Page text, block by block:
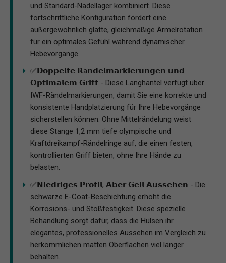
und Standard-Nadellager kombiniert. Diese
fortschrittliche Konfiguration fördert eine
außergewöhnlich glatte, gleichmäßige Ärmelrotation
für ein optimales Gefühl während dynamischer
Hebevorgänge.
✅𝗗𝗼𝗽𝗽𝗲𝗹𝘁𝗲 𝗥ä𝗻𝗱𝗲𝗹𝗺𝗮𝗿𝗸𝗶𝗲𝗿𝘂𝗻𝗴𝗲𝗻 𝘂𝗻𝗱
𝗢𝗽𝘁𝗶𝗺𝗮𝗹𝗲𝗺 𝗚𝗿𝗶𝗳𝗳 - Diese Langhantel verfügt über
IWF-Rändelmarkierungen, damit Sie eine korrekte und
konsistente Handplatzierung für Ihre Hebevorgänge
sicherstellen können. Ohne Mittelrändelung weist
diese Stange 1,2 mm tiefe olympische und
Kraftdreikampf-Rändelringe auf, die einen festen,
kontrollierten Griff bieten, ohne Ihre Hände zu
belasten.
✅𝗡𝗶𝗲𝗱𝗿𝗶𝗴𝗲𝘀 𝗣𝗿𝗼𝗳𝗶𝗹, 𝗔𝗯𝗲𝗿 𝗚𝗲𝗶𝗹 𝗔𝘂𝘀𝘀𝗲𝗵𝗲𝗻 - Die
schwarze E-Coat-Beschichtung erhöht die
Korrosions- und Stoßfestigkeit. Diese spezielle
Behandlung sorgt dafür, dass die Hülsen ihr
elegantes, professionelles Aussehen im Vergleich zu
herkömmlichen matten Oberflächen viel länger
behalten.